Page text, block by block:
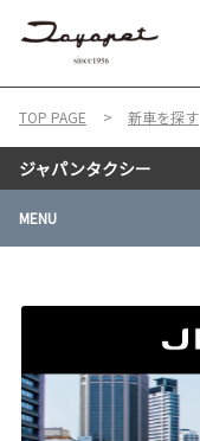
TOP PAGE 新車を探す
ジャパンタクシー
MENU